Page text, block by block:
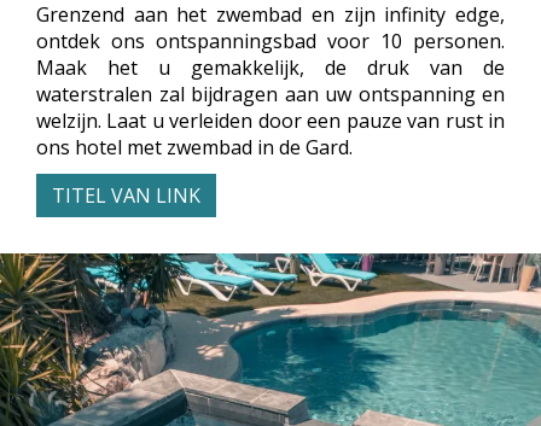
Grenzend aan het zwembad en zijn infinity edge,
ontdek ons ontspanningsbad voor 10 personen.
Maak het u gemakkelijk, de druk van de
waterstralen zal bijdragen aan uw ontspanning en
welzijn. Laat u verleiden door een pauze van rust in
ons hotel met zwembad in de Gard.
TITEL VAN LINK